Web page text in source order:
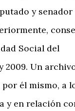
y senador
Social del
2009. Un
él mismo, a
y en relación